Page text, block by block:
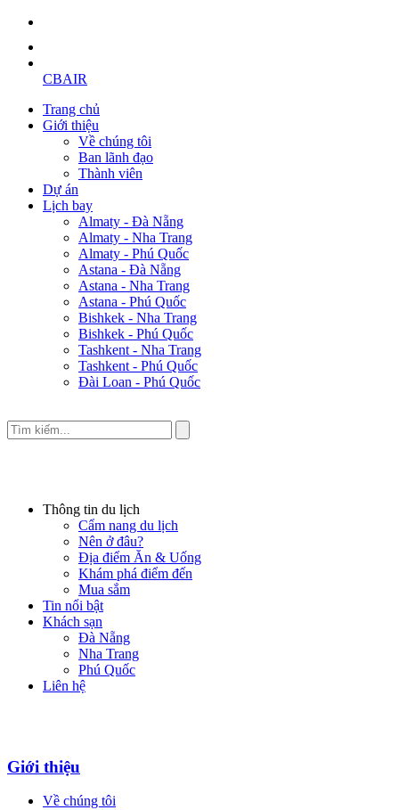
CBAIR
Trang chủ
Giới thiệu
Về chúng tôi
Ban lãnh đạo
Thành viên
Dự án
Lịch bay
Almaty - Đà Nẵng
Almaty - Nha Trang
Almaty - Phú Quốc
Astana - Đà Nẵng
Astana - Nha Trang
Astana - Phú Quốc
Bishkek - Nha Trang
Bishkek - Phú Quốc
Tashkent - Nha Trang
Tashkent - Phú Quốc
Đài Loan - Phú Quốc
Thông tin du lịch
Cẩm nang du lịch
Nên ở đâu?
Địa điểm Ăn & Uống
Khám phá điểm đến
Mua sắm
Tin nổi bật
Khách sạn
Đà Nẵng
Nha Trang
Phú Quốc
Liên hệ
Giới thiệu
Về chúng tôi